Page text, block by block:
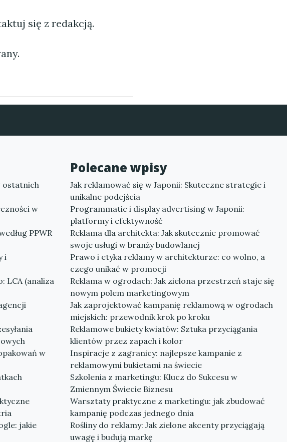
się z redakcją.
ostatnich
w
PPWR
i
LCA (analiza
w
jakie
Polecane wpisy
Jak reklamować się w Japonii: Skuteczne strategie i
unikalne podejścia
Programmatic i display advertising w Japonii:
platformy i efektywność
Reklama dla architekta: Jak skutecznie promować
swoje usługi w branży budowlanej
Prawo i etyka reklamy w architekturze: co wolno, a
czego unikać w promocji
Reklama w ogrodach: Jak zielona przestrzeń staje się
nowym polem marketingowym
Jak zaprojektować kampanię reklamową w ogrodach
miejskich: przewodnik krok po kroku
Reklamowe bukiety kwiatów: Sztuka przyciągania
klientów przez zapach i kolor
Inspiracje z zagranicy: najlepsze kampanie z
reklamowymi bukietami na świecie
Szkolenia z marketingu: Klucz do Sukcesu w
Zmiennym Świecie Biznesu
Warsztaty praktyczne z marketingu: jak zbudować
kampanię podczas jednego dnia
Rośliny do reklamy: Jak zielone akcenty przyciągają
uwagę i budują markę